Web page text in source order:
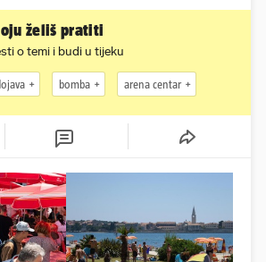
želiš pratiti
o temi i budi u tijeku
bomba arena centar